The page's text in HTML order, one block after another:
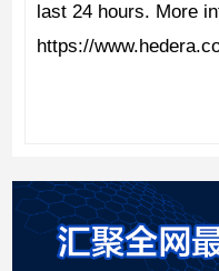
last 24 hours. More
https://